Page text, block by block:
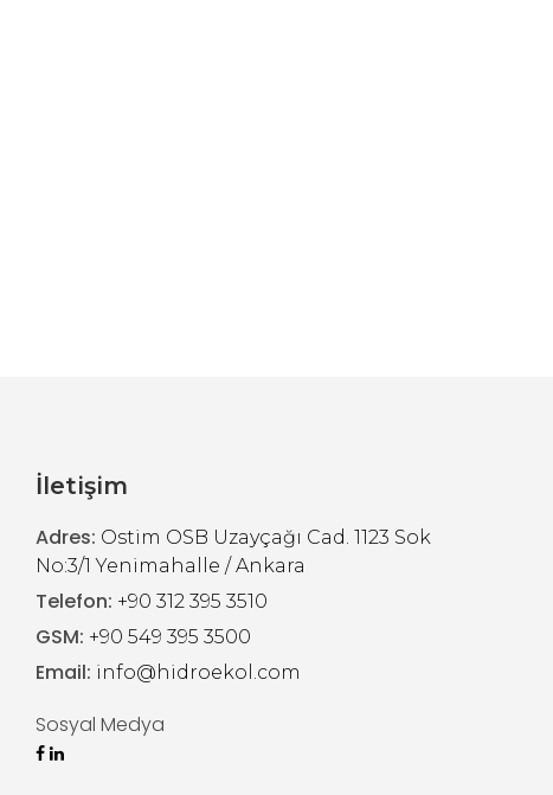
İletişim
Adres: Ostim OSB Uzayçağı Cad. 1123 Sok
No:3/1 Yenimahalle / Ankara
Telefon: +90 312 395 3510
GSM: +90 549 395 3500
Email: info@hidroekol.com
Sosyal Medya